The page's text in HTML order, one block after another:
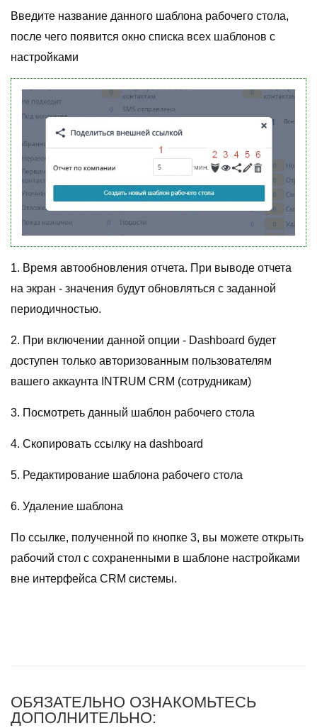
Введите название данного шаблона рабочего стола,
после чего появится окно списка всех шаблонов с
настройками
1. Время автообновления отчета. При выводе отчета
на экран - значения будут обновляться с заданной
периодичностью.
2. При включении данной опции - Dashboard будет
доступен только авторизованным пользователям
вашего аккаунта INTRUM CRM (сотрудникам)
3. Посмотреть данный шаблон рабочего стола
4. Скопировать ссылку на dashboard
5. Редактирование шаблона рабочего стола
6. Удаление шаблона
По ссылке, полученной по кнопке 3, вы можете открыть
рабочий стол с сохраненными в шаблоне настройками
вне интерфейса CRM системы.
ОБЯЗАТЕЛЬНО ОЗНАКОМЬТЕСЬ
ДОПОЛНИТЕЛЬНО: